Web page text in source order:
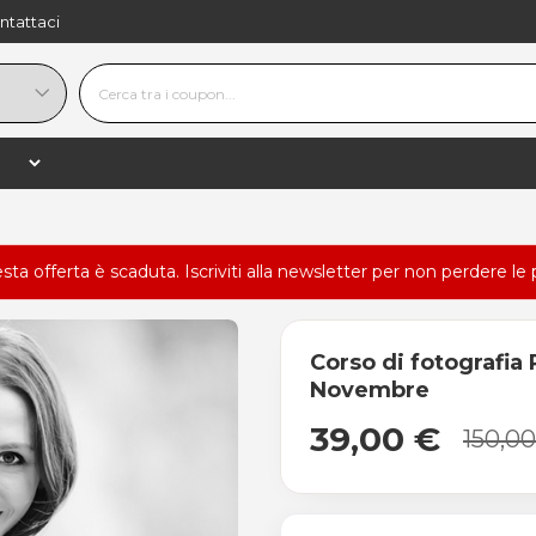
offerta è scaduta. Iscriviti alla newsletter per non perdere le
Corso di fotografia
Novembre
39,00 €